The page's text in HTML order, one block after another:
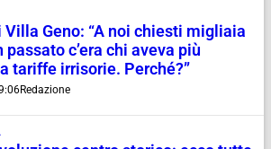
Villa Geno: “A noi chiesti migliaia
passato c’era chi aveva più
tariffe irrisorie. Perché?”
Redazione